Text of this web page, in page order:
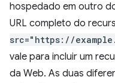
hospedado em outro
URL completo do
src="https://
vale para incluir um
da Web. As duas